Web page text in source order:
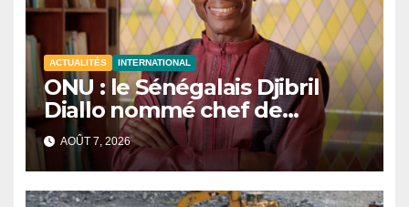
ACTUALITÉS INTERNATIONAL
ONU : le Sénégalais Djibril
Diallo nommé chef de
cabinet du président de la
81e Assemblée générale.
AOÛT 7, 2026